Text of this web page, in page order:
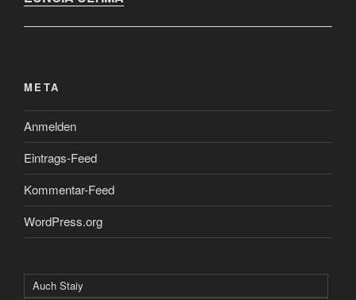
META
Anmelden
Eintrags-Feed
Kommentar-Feed
WordPress.org
Auch Staiy